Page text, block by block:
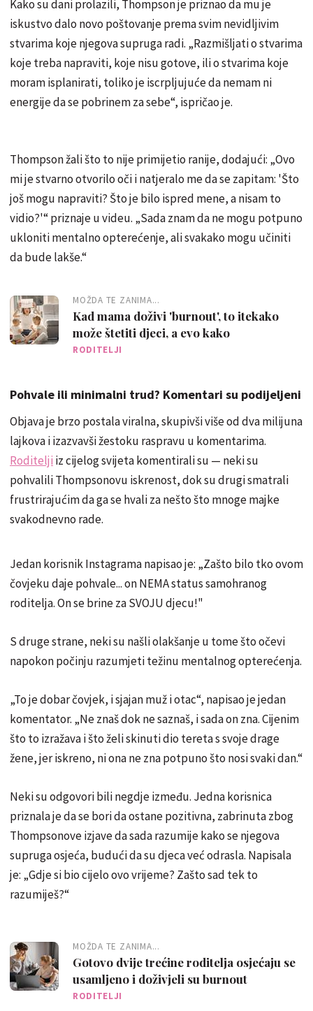
Kako su dani prolazili, Thompson je priznao da mu je
iskustvo dalo novo poštovanje prema svim nevidljivim
stvarima koje njegova supruga radi. „Razmišljati o stvarima
koje treba napraviti, koje nisu gotove, ili o stvarima koje
moram isplanirati, toliko je iscrpljujuće da nemam ni
energije da se pobrinem za sebe“, ispričao je.
Thompson žali što to nije primijetio ranije, dodajući: „Ovo
mi je stvarno otvorilo oči i natjeralo me da se zapitam: 'Što
još mogu napraviti? Što je bilo ispred mene, a nisam to
vidio?'“ priznaje u videu. „Sada znam da ne mogu potpuno
ukloniti mentalno opterećenje, ali svakako mogu učiniti
da bude lakše.“
MOŽDA TE ZANIMA...
Kad mama doživi 'burnout', to itekako
može štetiti djeci, a evo kako
RODITELJI
Pohvale ili minimalni trud? Komentari su podijeljeni
Objava je brzo postala viralna, skupivši više od dva milijuna
lajkova i izazvavši žestoku raspravu u komentarima.
Roditelji iz cijelog svijeta komentirali su — neki su
pohvalili Thompsonovu iskrenost, dok su drugi smatrali
frustrirajućim da ga se hvali za nešto što mnoge majke
svakodnevno rade.
Jedan korisnik Instagrama napisao je: „Zašto bilo tko ovom
čovjeku daje pohvale... on NEMA status samohranog
roditelja. On se brine za SVOJU djecu!"
S druge strane, neki su našli olakšanje u tome što očevi
napokon počinju razumjeti težinu mentalnog opterećenja.
„To je dobar čovjek, i sjajan muž i otac“, napisao je jedan
komentator. „Ne znaš dok ne saznaš, i sada on zna. Cijenim
što to izražava i što želi skinuti dio tereta s svoje drage
žene, jer iskreno, ni ona ne zna potpuno što nosi svaki dan.“
Neki su odgovori bili negdje između. Jedna korisnica
priznala je da se bori da ostane pozitivna, zabrinuta zbog
Thompsonove izjave da sada razumije kako se njegova
supruga osjeća, budući da su djeca već odrasla. Napisala
je: „Gdje si bio cijelo ovo vrijeme? Zašto sad tek to
razumiješ?“
MOŽDA TE ZANIMA...
Gotovo dvije trećine roditelja osjećaju se
usamljeno i doživjeli su burnout
RODITELJI